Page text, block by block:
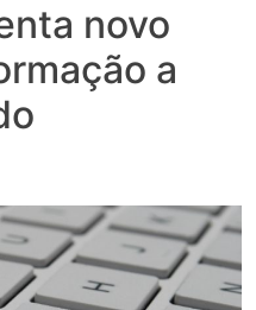
novo
a